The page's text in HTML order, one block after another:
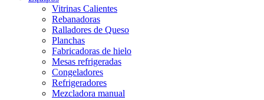
Vitrinas Calientes
Rebanadoras
Ralladores de Queso
Planchas
Fabricadoras de hielo
Mesas refrigeradas
Congeladores
Refrigeradores
Mezcladora manual